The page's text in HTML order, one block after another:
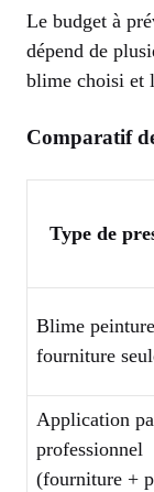
Le budget à
dépend de
blime choisi et
Comparatif
Type de
Blime
fourniture
Application
professionnel
(fourniture +